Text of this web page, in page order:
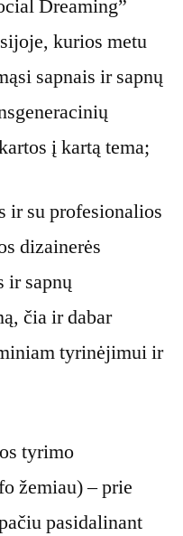
Dreaming”
kurios metu
sapnais ir sapnų
į kartą tema;
ir su profesionalios
dizainerės
ir sapnų
čia ir dabar
tyrinėjimui ir
tyrimo
žemiau) – prie
pasidalinant